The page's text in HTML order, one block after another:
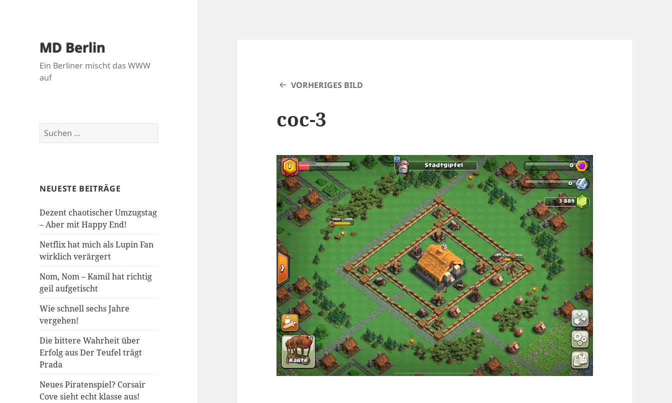
MD Berlin
Ein Berliner mischt das WWW
auf
Suchen
nach:
NEUESTE BEITRÄGE
Dezent chaotischer Umzugstag
– Aber mit Happy End!
Netflix hat mich als Lupin Fan
wirklich verärgert
Nom, Nom – Kamil hat richtig
geil aufgetischt
Wie schnell sechs Jahre
vergehen!
Die bittere Wahrheit über
Erfolg aus Der Teufel trägt
Prada
Neues Piratenspiel? Corsair
Cove sieht echt klasse aus!
VORHERIGES BILD
coc-3